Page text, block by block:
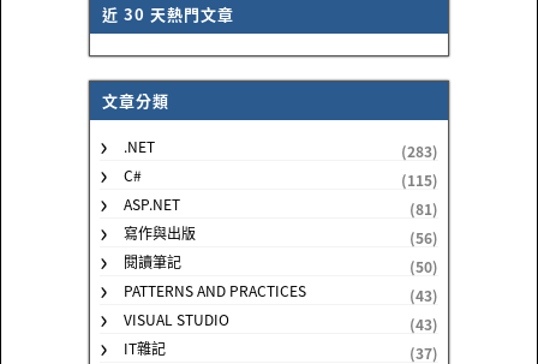
近 30 天熱門文章
文章分類
.NET
(283)
C#
(115)
ASP.NET
(81)
寫作與出版
(56)
閱讀筆記
(50)
PATTERNS AND PRACTICES
(43)
VISUAL STUDIO
(43)
IT雜記
(37)